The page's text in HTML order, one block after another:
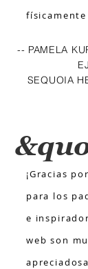
-- PAMELA
SEQUOIA
¡Gracias
para los
e
web son
apreciados